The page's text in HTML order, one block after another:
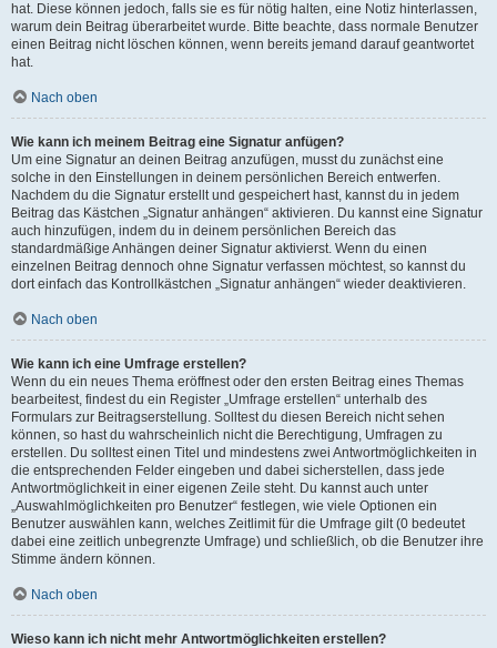
hat. Diese können jedoch, falls sie es für nötig halten, eine Notiz hinterlassen,
warum dein Beitrag überarbeitet wurde. Bitte beachte, dass normale Benutzer
einen Beitrag nicht löschen können, wenn bereits jemand darauf geantwortet
hat.
Nach oben
Wie kann ich meinem Beitrag eine Signatur anfügen?
Um eine Signatur an deinen Beitrag anzufügen, musst du zunächst eine
solche in den Einstellungen in deinem persönlichen Bereich entwerfen.
Nachdem du die Signatur erstellt und gespeichert hast, kannst du in jedem
Beitrag das Kästchen „Signatur anhängen“ aktivieren. Du kannst eine Signatur
auch hinzufügen, indem du in deinem persönlichen Bereich das
standardmäßige Anhängen deiner Signatur aktivierst. Wenn du einen
einzelnen Beitrag dennoch ohne Signatur verfassen möchtest, so kannst du
dort einfach das Kontrollkästchen „Signatur anhängen“ wieder deaktivieren.
Nach oben
Wie kann ich eine Umfrage erstellen?
Wenn du ein neues Thema eröffnest oder den ersten Beitrag eines Themas
bearbeitest, findest du ein Register „Umfrage erstellen“ unterhalb des
Formulars zur Beitragserstellung. Solltest du diesen Bereich nicht sehen
können, so hast du wahrscheinlich nicht die Berechtigung, Umfragen zu
erstellen. Du solltest einen Titel und mindestens zwei Antwortmöglichkeiten in
die entsprechenden Felder eingeben und dabei sicherstellen, dass jede
Antwortmöglichkeit in einer eigenen Zeile steht. Du kannst auch unter
„Auswahlmöglichkeiten pro Benutzer“ festlegen, wie viele Optionen ein
Benutzer auswählen kann, welches Zeitlimit für die Umfrage gilt (0 bedeutet
dabei eine zeitlich unbegrenzte Umfrage) und schließlich, ob die Benutzer ihre
Stimme ändern können.
Nach oben
Wieso kann ich nicht mehr Antwortmöglichkeiten erstellen?